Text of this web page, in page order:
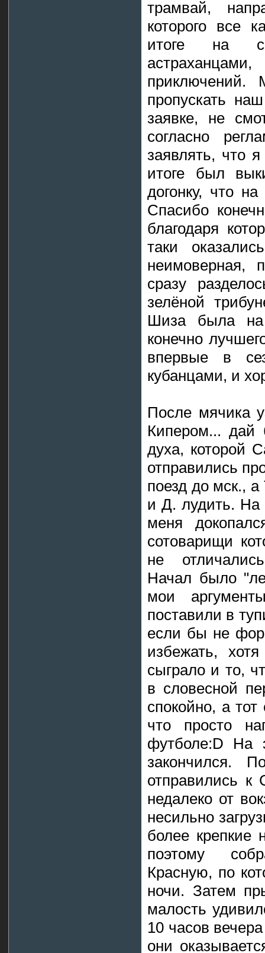
трамвай,
которого все
итоге на
приключений.
пропускать
заявке, не
согласно
заявлять, что
итоге был
догонку, что
Спасибо
благодаря
таки
неимоверная,
сразу
зелёной
Шиза была на
конечно
впервые в
кубанцами, и
После мячика
Кипером... дай
духа, которой
отправились
поезд до мск.,
и Д. лудить. На
меня
сотоварищи
не
Начал было
мои
поставили в
если бы не
избежать,
сыграло и то,
в словесной
спокойно, а
что просто
футболе:D На
закончился.
отправились
недалеко от
несильно
более крепкие
поэтому
Красную, по
ночи. Затем
малость
10 часов
они